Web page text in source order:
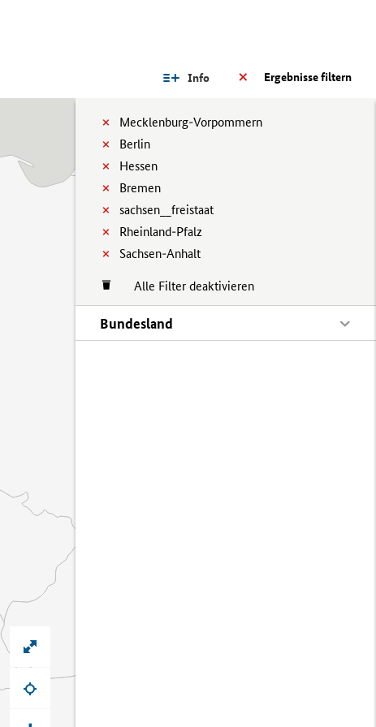
Ergebnisse filtern
Info
Mecklenburg-Vorpommern
Berlin
Hessen
Bremen
sachsen__freistaat
Rheinland-Pfalz
Sachsen-Anhalt
Alle Filter deaktivieren
Bundesland